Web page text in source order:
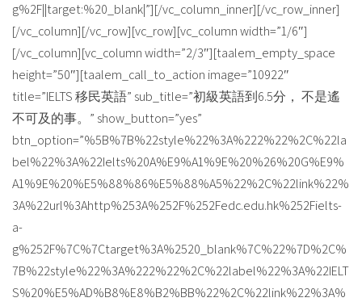
g%2F||target:%20_blank|”][/vc_column_inner][/vc_row_inner]
[/vc_column][/vc_row][vc_row][vc_column width=”1/6″]
[/vc_column][vc_column width=”2/3″][taalem_empty_space
height=”50″][taalem_call_to_action image=”10922″
title=”IELTS 移民英語” sub_title=”初級英語到6.5分， 不是遙
不可及的事。” show_button=”yes”
btn_option=”%5B%7B%22style%22%3A%222%22%2C%22la
bel%22%3A%22Ielts%20A%E9%A1%9E%20%26%20G%E9%
A1%9E%20%E5%88%86%E5%88%A5%22%2C%22link%22%
3A%22url%3Ahttp%253A%252F%252Fedc.edu.hk%252Fielts-
a-
g%252F%7C%7Ctarget%3A%2520_blank%7C%22%7D%2C%
7B%22style%22%3A%222%22%2C%22label%22%3A%22IELT
S%20%E5%AD%B8%E8%B2%BB%22%2C%22link%22%3A%